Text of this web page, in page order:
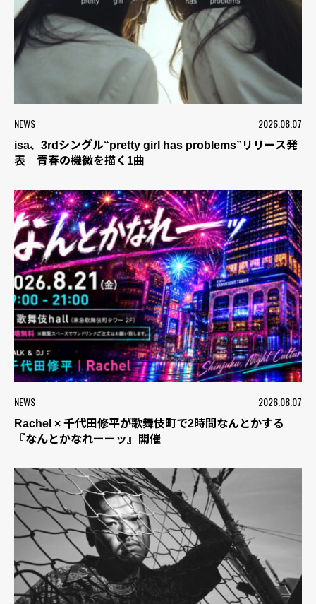
NEWS 2026.08.07
isa、3rdシングル“pretty girl has problems”リリース発
表 青春の機微を描く1曲
NEWS 2026.08.07
Rachel × 千代田修平が歌舞伎町で2時間なんとかする
『なんとかなれーーッ』開催